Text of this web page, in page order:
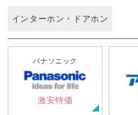
インターホン・ドアホン
パナソニック
激安特価